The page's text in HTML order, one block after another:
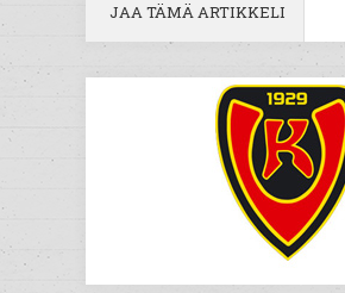
JAA TÄMÄ ARTIKKELI